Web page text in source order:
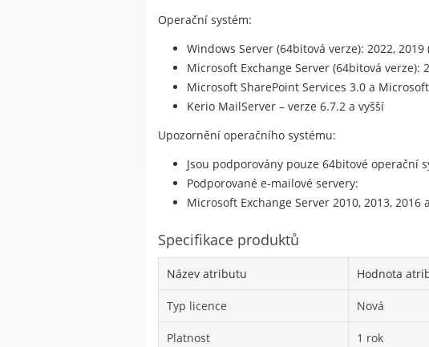
Operační systém:
Windows Server (64bitová verze): 2022, 2019
Microsoft Exchange Server (64bitová verze):
Microsoft SharePoint Services 3.0 a
Kerio MailServer – verze 6.7.2 a vyšší
Upozornění operačního systému:
Jsou podporovány pouze 64bitové operační
Podporované e-mailové servery:
Microsoft Exchange Server 2010, 2013, 2016
Specifikace produktů
Název atributu Hodnota
Typ licence Nová
Platnost 1 rok